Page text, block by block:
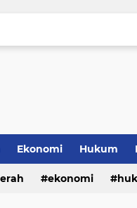
Ekonomi Hukum
ekonomi